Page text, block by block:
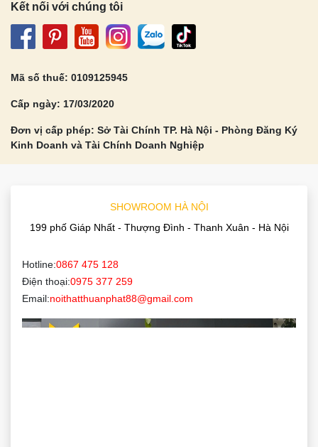
Kết nối với chúng tôi
Mã số thuế: 0109125945
Cấp ngày: 17/03/2020
Đơn vị cấp phép: Sở Tài Chính TP. Hà Nội - Phòng Đăng Ký
Kinh Doanh và Tài Chính Doanh Nghiệp
SHOWROOM HÀ NỘI
199 phố Giáp Nhất - Thượng Đình - Thanh Xuân - Hà Nội
Hotline:0867 475 128
Điện thoại:0975 377 259
Email:noithatthuanphat88@gmail.com